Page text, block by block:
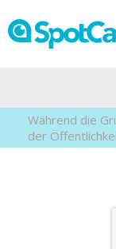
Während die
der